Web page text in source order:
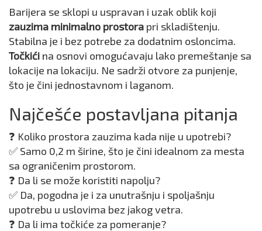
Barijera se sklopi u uspravan i uzak oblik koji
zauzima minimalno prostora pri skladištenju.
Stabilna je i bez potrebe za dodatnim osloncima.
Točkići na osnovi omogućavaju lako premeštanje sa
lokacije na lokaciju. Ne sadrži otvore za punjenje,
što je čini jednostavnom i laganom.
Najčešće postavljana pitanja
❓ Koliko prostora zauzima kada nije u upotrebi?
✅ Samo 0,2 m širine, što je čini idealnom za mesta
sa ograničenim prostorom.
❓ Da li se može koristiti napolju?
✅ Da, pogodna je i za unutrašnju i spoljašnju
upotrebu u uslovima bez jakog vetra.
❓ Da li ima točkiće za pomeranje?